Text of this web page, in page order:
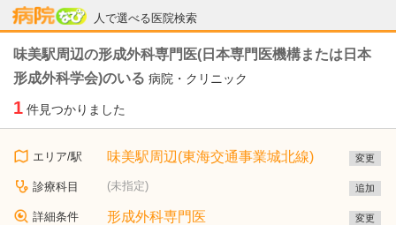
人で選べる医院検索
病院なび
味美駅周辺の形成外科専門医(日本専門医機構または日本
形成外科学会)のいる 病院・クリニック
1 件見つかりました
エリア/駅 味美駅周辺(東海交通事業城北線) 変更
診療科目 (未指定) 追加
詳細条件 形成外科専門医 変更